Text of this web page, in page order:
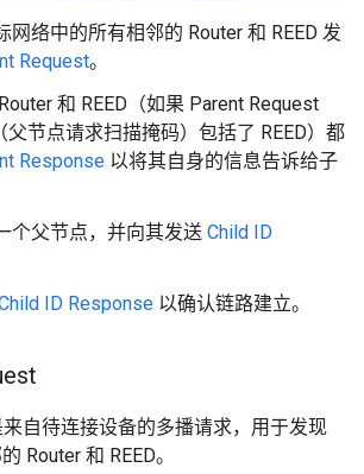
网络中的所有相邻的 Router 和 REED 发
Request。
和 REED（如果 Parent Request
父节点请求扫描掩码）包括了 REED）都
Response 以将其自身的信息告诉给子
个父节点，并向其发送 Child ID
ID Response 以确认链路建立。
来自待连接设备的多播请求，用于发现
Router 和 REED。